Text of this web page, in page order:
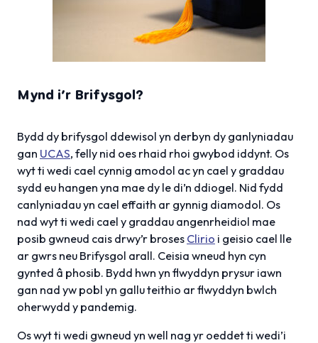
Mynd i’r Brifysgol?
Bydd dy brifysgol ddewisol yn derbyn dy ganlyniadau
gan UCAS, felly nid oes rhaid rhoi gwybod iddynt. Os
wyt ti wedi cael cynnig amodol ac yn cael y graddau
sydd eu hangen yna mae dy le di’n ddiogel. Nid fydd
canlyniadau yn cael effaith ar gynnig diamodol. Os
nad wyt ti wedi cael y graddau angenrheidiol mae
posib gwneud cais drwy’r broses Clirio i geisio cael lle
ar gwrs neu Brifysgol arall. Ceisia wneud hyn cyn
gynted â phosib. Bydd hwn yn flwyddyn prysur iawn
gan nad yw pobl yn gallu teithio ar flwyddyn bwlch
oherwydd y pandemig.
Os wyt ti wedi gwneud yn well nag yr oeddet ti wedi’i